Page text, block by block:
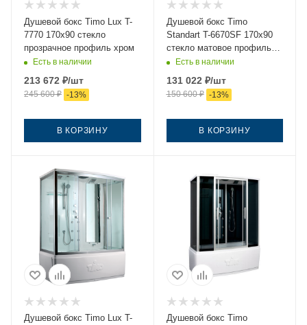
Душевой бокс Timo Lux T-
7770 170х90 стекло
прозрачное профиль хром
Есть в наличии
213 672 ₽/шт
245 600₽ -13%
В КОРЗИНУ
Душевой бокс Timo
Standart T-6670SF 170х90
стекло матовое профиль
хромЕсть в наличии
131 022 ₽/шт
150 600₽ -13%
В КОРЗИНУ
Душевой бокс Timo Lux T-
Душевой бокс Timo